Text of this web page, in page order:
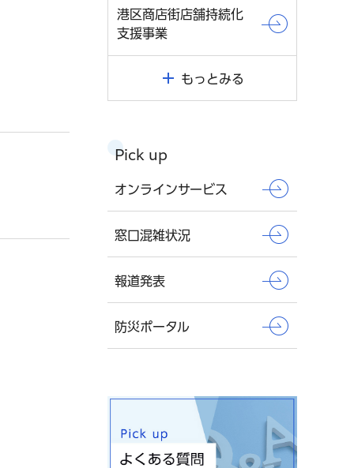
港区商店街店舗持続化
支援事業
もっとみる
Pick up
オンラインサービス
窓口混雑状況
報道発表
防災ポータル